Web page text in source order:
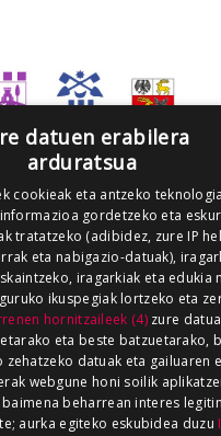
datuen erabilera
arduratsua
cookieak eta antzeko
gordetzeko eta
tratatzeko (adibidez, zure IP
eta nabigazio-datuak),
iragarkiak eta edukia
ikuspegiak lortzeko eta
hornitzaileek (4)zure
eta beste batzuetarako,
zehatzeko datuak eta gailuaren
webgune honi soilik
beharrean interes
aurka egiteko eskubidea duzu